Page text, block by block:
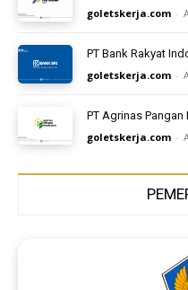
goletskerja.com -
PT Bank Rakyat
goletskerja.com -
PT Agrinas
goletskerja.com -